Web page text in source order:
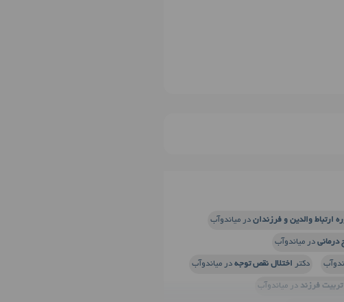
ارتباط والدین و فرزندان در میاندوآب
درمانی در میاندوآب
دکتر اختلال نقص توجه در میاندوآب
فرزند در میاندوآب